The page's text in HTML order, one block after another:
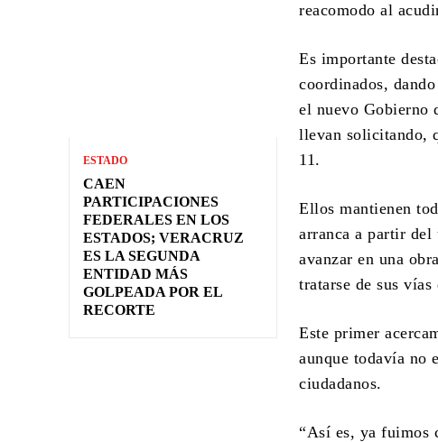
ESTADO
CAEN
PARTICIPACIONES
FEDERALES EN LOS
ESTADOS; VERACRUZ
ES LA SEGUNDA
ENTIDAD MÁS
GOLPEADA POR EL
RECORTE
reacomodo al
Es importante
coordinados,
el nuevo Gobierno
llevan solicitando,
11.
Ellos mantienen
arranca a partir del
avanzar en una
tratarse de sus
Este primer
aunque todavía no
ciudadanos.
“Así es, ya fuimos